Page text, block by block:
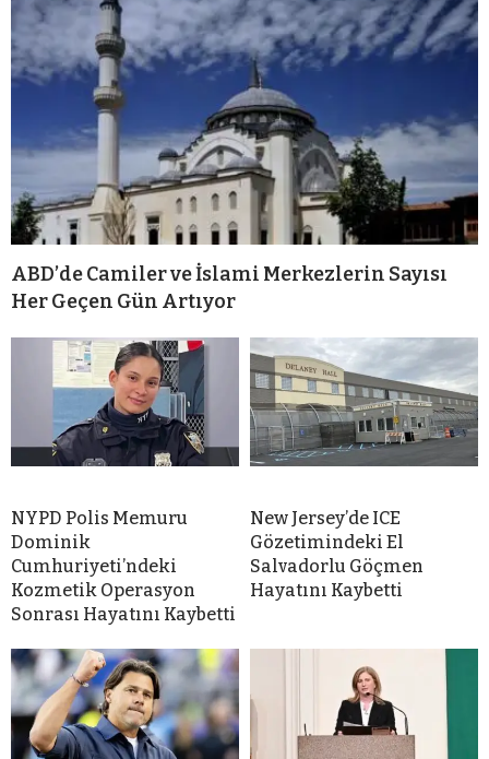
ABD’de Camiler ve İslami Merkezlerin Sayısı
Her Geçen Gün Artıyor
NYPD Polis Memuru
Dominik
Cumhuriyeti’ndeki
Kozmetik Operasyon
Sonrası Hayatını Kaybetti
New Jersey’de ICE
Gözetimindeki El
Salvadorlu Göçmen
Hayatını Kaybetti